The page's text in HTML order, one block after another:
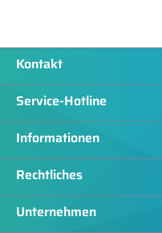
Kontakt
Service-Hotline
Informationen
Rechtliches
Unternehmen